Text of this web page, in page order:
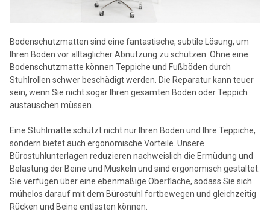
Bodenschutzmatten sind eine fantastische, subtile Lösung, um
Ihren Boden vor alltäglicher Abnutzung zu schützen. Ohne eine
Bodenschutzmatte können Teppiche und Fußböden durch
Stuhlrollen schwer beschädigt werden. Die Reparatur kann teuer
sein, wenn Sie nicht sogar Ihren gesamten Boden oder Teppich
austauschen müssen.
Eine Stuhlmatte schützt nicht nur Ihren Boden und Ihre Teppiche,
sondern bietet auch ergonomische Vorteile. Unsere
Bürostuhlunterlagen reduzieren nachweislich die Ermüdung und
Belastung der Beine und Muskeln und sind ergonomisch gestaltet.
Sie verfügen über eine ebenmäßige Oberfläche, sodass Sie sich
mühelos darauf mit dem Bürostuhl fortbewegen und gleichzeitig
Rücken und Beine entlasten können.